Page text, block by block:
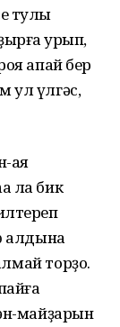
тулы
ҡурҡып,
апай бер
ул үлгәс,
ла бик
алдына
торҙоҡ.
майҙарын